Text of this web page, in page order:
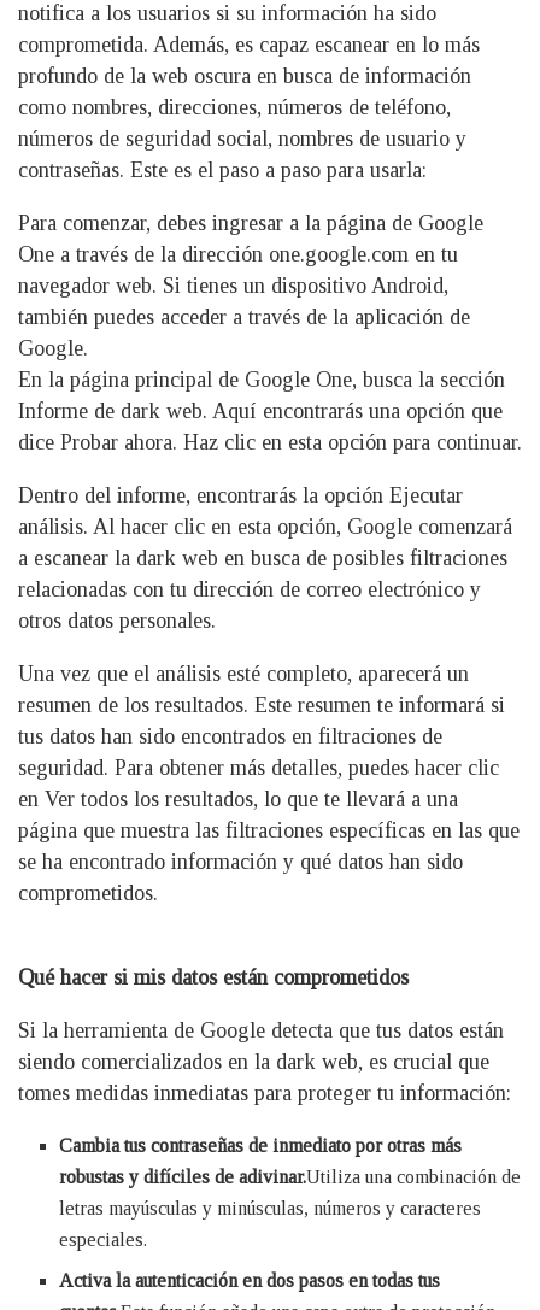
notifica a los usuarios si su información ha sido
comprometida. Además, es capaz escanear en lo más
profundo de la web oscura en busca de información
como nombres, direcciones, números de teléfono,
números de seguridad social, nombres de usuario y
contraseñas. Este es el paso a paso para usarla:
Para comenzar, debes ingresar a la página de Google
One a través de la dirección one.google.com en tu
navegador web. Si tienes un dispositivo Android,
también puedes acceder a través de la aplicación de
Google.
En la página principal de Google One, busca la sección
Informe de dark web. Aquí encontrarás una opción que
dice Probar ahora. Haz clic en esta opción para continuar.
Dentro del informe, encontrarás la opción Ejecutar
análisis. Al hacer clic en esta opción, Google comenzará
a escanear la dark web en busca de posibles filtraciones
relacionadas con tu dirección de correo electrónico y
otros datos personales.
Una vez que el análisis esté completo, aparecerá un
resumen de los resultados. Este resumen te informará si
tus datos han sido encontrados en filtraciones de
seguridad. Para obtener más detalles, puedes hacer clic
en Ver todos los resultados, lo que te llevará a una
página que muestra las filtraciones específicas en las que
se ha encontrado información y qué datos han sido
comprometidos.
Qué hacer si mis datos están comprometidos
Si la herramienta de Google detecta que tus datos están
siendo comercializados en la dark web, es crucial que
tomes medidas inmediatas para proteger tu información:
Cambia tus contraseñas de inmediato por otras más
robustas y difíciles de adivinar.Utiliza una combinación de
letras mayúsculas y minúsculas, números y caracteres
especiales.
Activa la autenticación en dos pasos en todas tus